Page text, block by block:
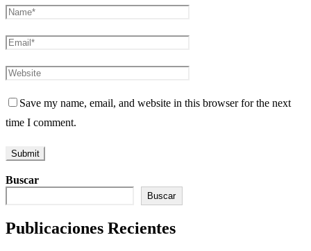
Save my name, email, and website in this browser for the next
time I comment.
Buscar
Buscar
Publicaciones Recientes